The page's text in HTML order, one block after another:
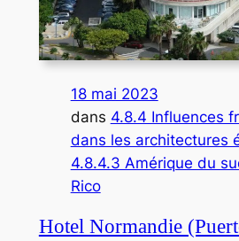
18 mai 2023
dans 4.8.4 Influences
dans les architectures
4.8.4.3 Amérique du
Rico
Hotel Normandie